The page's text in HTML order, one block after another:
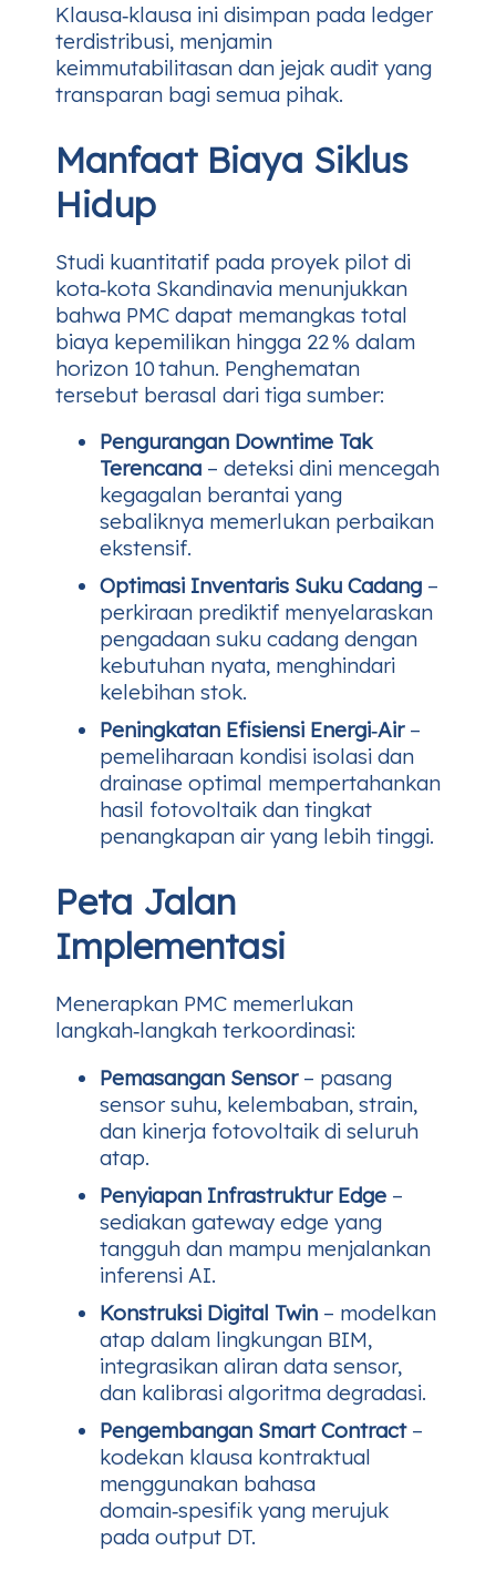
Klausa‑klausa ini disimpan pada ledger
terdistribusi, menjamin
keimmutabilitasan dan jejak audit yang
transparan bagi semua pihak.
Manfaat Biaya Siklus
Hidup
Studi kuantitatif pada proyek pilot di
kota‑kota Skandinavia menunjukkan
bahwa PMC dapat memangkas total
biaya kepemilikan hingga 22 % dalam
horizon 10 tahun. Penghematan
tersebut berasal dari tiga sumber:
Pengurangan Downtime Tak
Terencana – deteksi dini mencegah
kegagalan berantai yang
sebaliknya memerlukan perbaikan
ekstensif.
Optimasi Inventaris Suku Cadang –
perkiraan prediktif menyelaraskan
pengadaan suku cadang dengan
kebutuhan nyata, menghindari
kelebihan stok.
Peningkatan Efisiensi Energi‑Air–
pemeliharaan kondisi isolasi dan
drainase optimal mempertahankan
hasil fotovoltaik dan tingkat
penangkapan air yang lebih tinggi.
Peta Jalan
Implementasi
Menerapkan PMC memerlukan
langkah‑langkah terkoordinasi:
Pemasangan Sensor– pasang
sensor suhu, kelembaban, strain,
dan kinerja fotovoltaik di seluruh
atap.
Penyiapan Infrastruktur Edge –
sediakan gateway edge yang
tangguh dan mampu menjalankan
inferensi AI.
Konstruksi Digital Twin – modelkan
atap dalam lingkungan BIM,
integrasikan aliran data sensor,
dan kalibrasi algoritma degradasi.
Pengembangan Smart Contract–
kodekan klausa kontraktual
menggunakan bahasa
domain‑spesifik yang merujuk
pada output DT.